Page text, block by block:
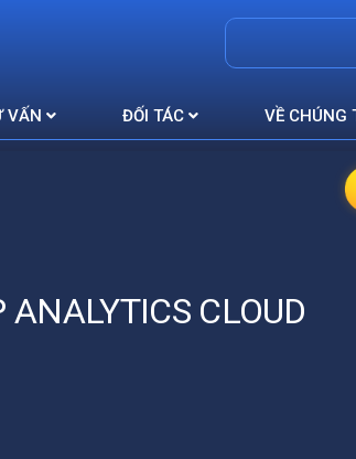
VẤN ĐỐI TÁC VỀ CHÚNG
ANALYTICS CLOUD